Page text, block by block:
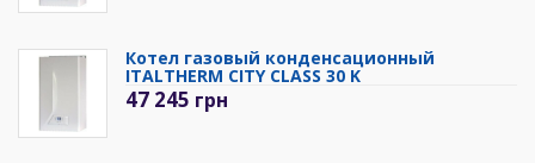
Котел газовый конденсационный
ITALTHERM CITY CLASS 30 K
47 245 грн